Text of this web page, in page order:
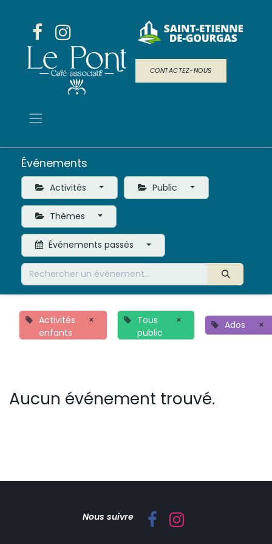
CONTACTEZ-NOUS
Événements
Activités Public
Thèmes
Événements passés
Activités
enfants
×
Tous
public
× Ados ×
Aucun événement trouvé.
Nous suivre